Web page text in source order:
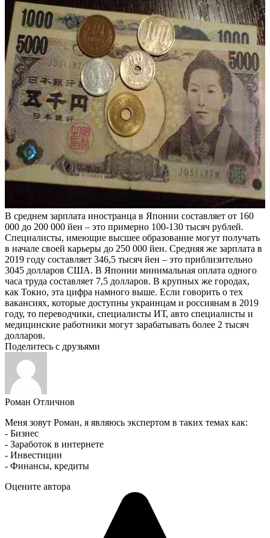
В среднем зарплата иностранца в Японии составляет от 160
000 до 200 000 йен – это примерно 100-130 тысяч рублей.
Специалисты, имеющие высшее образование могут получать
в начале своей карьеры до 250 000 йен. Средняя же зарплата в
2019 году составляет 346,5 тысяч йен – это приблизительно
3045 долларов США. В Японии минимальная оплата одного
часа труда составляет 7,5 долларов. В крупных же городах,
как Токио, эта цифра намного выше. Если говорить о тех
вакансиях, которые доступны украинцам и россиянам в 2019
году, то переводчики, специалисты ИТ, авто специалисты и
медицинские работники могут зарабатывать более 2 тысяч
долларов.
Поделитесь с друзьями
Роман Отличнов
Меня зовут Роман, я являюсь экспертом в таких темах как:
- Бизнес
- Заработок в интернете
- Инвестиции
- Финансы, кредиты
Оцените автора